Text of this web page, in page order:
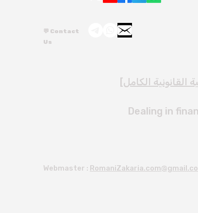
💬 Contact
Us
القانونية الكامل]
Dealing in
Webmaster :